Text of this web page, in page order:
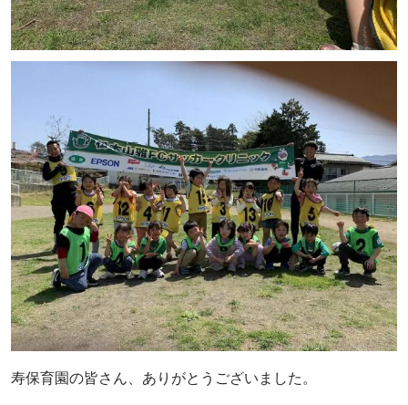
寿保育園の皆さん、ありがとうございました。